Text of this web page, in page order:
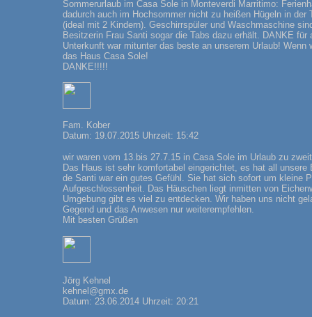
Sommerurlaub im Casa Sole in Monteverdi Marritimo:
dadurch auch im Hochsommer nicht zu heißen Hügeln in
(ideal mit 2 Kindern). Geschirrspüler und Waschmaschine
Besitzerin Frau Santi sogar die Tabs dazu erhält. DANKE
Unterkunft war mitunter das beste an unserem Urlaub!
das Haus Casa Sole!
DANKE!!!!!
Fam. Kober
Datum: 19.07.2015 Uhrzeit: 15:42
wir waren vom 13.bis 27.7.15 in Casa Sole im Urlaub zu
Das Haus ist sehr komfortabel eingerichtet, es hat all
de Santi war ein gutes Gefühl. Sie hat sich sofort um kleine
Aufgeschlossenheit. Das Häuschen liegt inmitten von
Umgebung gibt es viel zu entdecken. Wir haben uns nicht
Gegend und das Anwesen nur weiterempfehlen.
Mit besten Grüßen
Jörg Kehnel
kehnel@gmx.de
Datum: 23.06.2014 Uhrzeit: 20:21